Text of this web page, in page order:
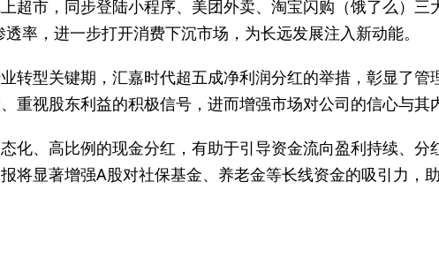
超市，同步登陆小程序、美团外卖、淘宝闪购（饿了么）三
率，进一步打开消费下沉市场，为长远发展注入新动能。
转型关键期，汇嘉时代超五成净利润分红的举措，彰显了
重视股东利益的积极信号，进而增强市场对公司的信心与其
化、高比例的现金分红，有助于引导资金流向盈利持续、
将显著增强A股对社保基金、养老金等长线资金的吸引力，